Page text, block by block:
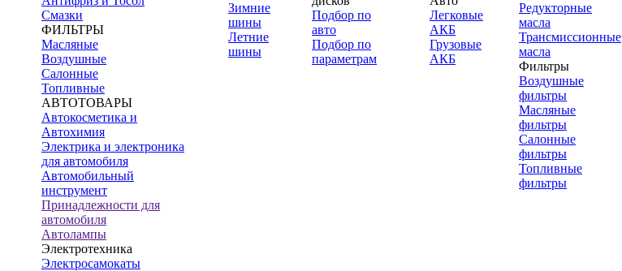
Смазки
ФИЛЬТРЫ
Масляные
Воздушные
Салонные
Топливные
АВТОТОВАРЫ
Автокосметика и
Автохимия
Электрика и электроника
для автомобиля
Автомобильный
инструмент
Принадлежности для
автомобиля
Автолампы
Электротехника
Электросамокаты
Зимние
шины
Летние
шины
Подбор по
авто
Подбор по
параметрам
Легковые
АКБ
Грузовые
АКБ
Редукторные
масла
Трансмиссионные
масла
Фильтры
Воздушные
фильтры
Масляные
фильтры
Салонные
фильтры
Топливные
фильтры